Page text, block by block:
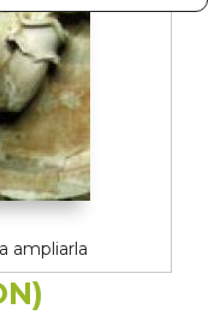
ampliarla